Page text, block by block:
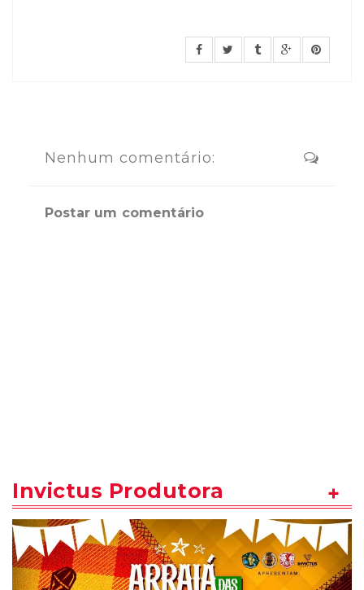
Nenhum comentário:
Postar um comentário
Invictus Produtora